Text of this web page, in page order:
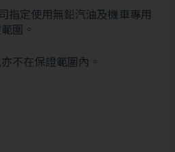
指定使用無鉛汽油及機車專用
圍。
不在保證範圍內。